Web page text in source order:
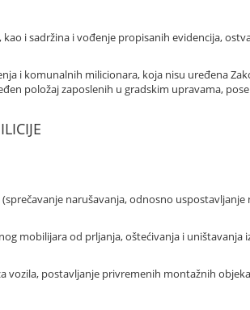
i sadržina i vođenje propisanih evidencija,
i komunalnih milicionara, koja nisu uređena
položaj zaposlenih u gradskim upravama,
narušavanja, odnosno uspostavljanje
mobilijara od prljanja, oštećivanja i uništavanja
vozila, postavljanje privremenih montažnih